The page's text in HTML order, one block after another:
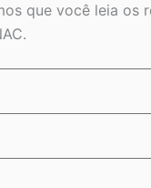
que você leia